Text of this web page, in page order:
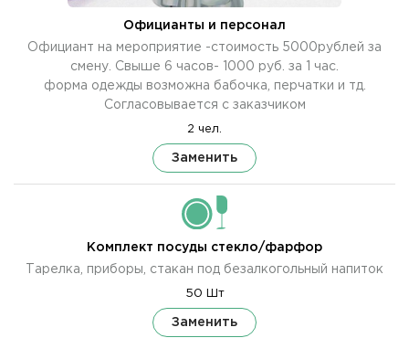
Официанты и персонал
Официант на мероприятие -стоимость 5000рублей за
смену. Свыше 6 часов- 1000 руб. за 1 час.
форма одежды возможна бабочка, перчатки и тд.
Согласовывается с заказчиком
2 чел.
Заменить
Комплект посуды стекло/фарфор
Тарелка, приборы, стакан под безалкогольный напиток
50 Шт
Заменить